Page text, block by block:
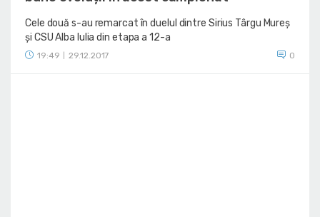
Cele două s-au remarcat în duelul dintre Sirius Târgu Mureș
și CSU Alba Iulia din etapa a 12-a
19:49 29.12.2017 0